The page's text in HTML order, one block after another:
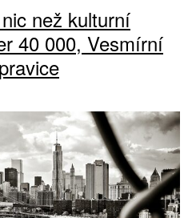
než kulturní
40 000, Vesmírní